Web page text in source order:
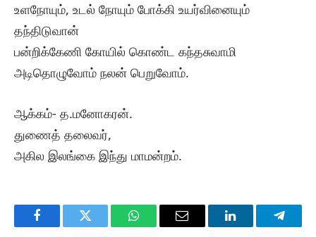
உளநோயும், உடல் நோயும் போக்கி உயர்வினையும்
தந்திடுவான்
பன்றிக்கேணி கோயில் கொண்ட கந்தசுவாமி
அடிதொழுவோம் நலன் பெறுவோம்.
ஆக்கம்- த.மனோகரன்.
துணைத் தலைவர்,
அகில இலங்கை இந்து மாமன்றம்.
FacebookTwitter WhatsAppEmail LinkedIn